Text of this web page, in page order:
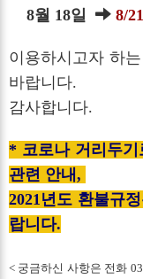
8월 18일
8/
이용하시고자 하
바랍니다.
감사합니다.
* 코로나 거리두
관련 안내,
2021년도 환불규
랍니다.
< 궁금하신 사항은 전화